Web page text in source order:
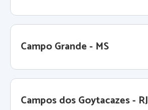
Campo Grande - MS
Campos dos Goytacazes - RJ